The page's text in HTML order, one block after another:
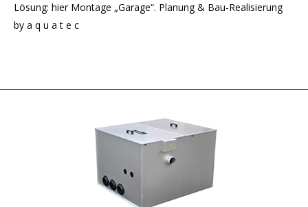
Lösung: hier Montage „Garage“. Planung & Bau-Realisierung
by a q u a t e c